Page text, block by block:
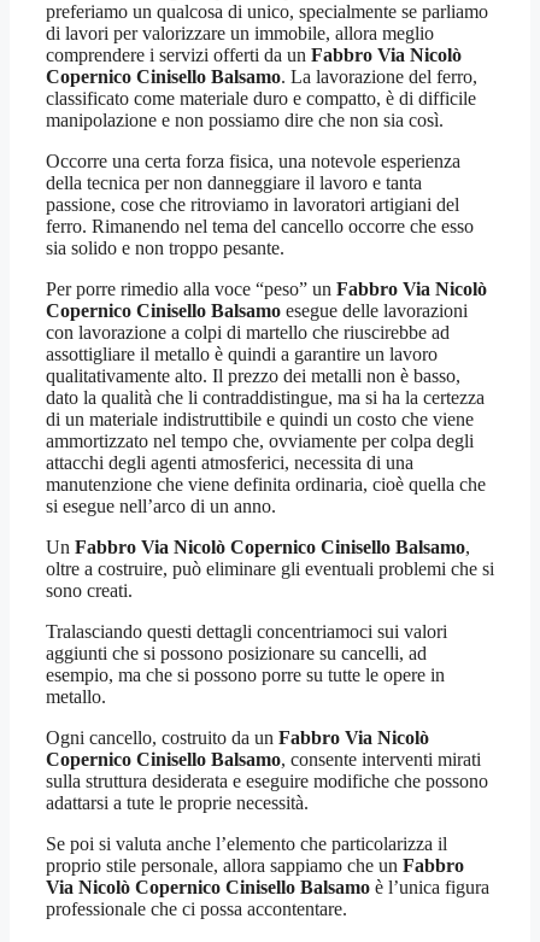
preferiamo un qualcosa di unico, specialmente se parliamo
di lavori per valorizzare un immobile, allora meglio
comprendere i servizi offerti da un Fabbro Via Nicolò
Copernico Cinisello Balsamo. La lavorazione del ferro,
classificato come materiale duro e compatto, è di difficile
manipolazione e non possiamo dire che non sia così.
Occorre una certa forza fisica, una notevole esperienza
della tecnica per non danneggiare il lavoro e tanta
passione, cose che ritroviamo in lavoratori artigiani del
ferro. Rimanendo nel tema del cancello occorre che esso
sia solido e non troppo pesante.
Per porre rimedio alla voce “peso” un Fabbro Via Nicolò
Copernico Cinisello Balsamo esegue delle lavorazioni
con lavorazione a colpi di martello che riuscirebbe ad
assottigliare il metallo è quindi a garantire un lavoro
qualitativamente alto. Il prezzo dei metalli non è basso,
dato la qualità che li contraddistingue, ma si ha la certezza
di un materiale indistruttibile e quindi un costo che viene
ammortizzato nel tempo che, ovviamente per colpa degli
attacchi degli agenti atmosferici, necessita di una
manutenzione che viene definita ordinaria, cioè quella che
si esegue nell’arco di un anno.
Un Fabbro Via Nicolò Copernico Cinisello Balsamo,
oltre a costruire, può eliminare gli eventuali problemi che si
sono creati.
Tralasciando questi dettagli concentriamoci sui valori
aggiunti che si possono posizionare su cancelli, ad
esempio, ma che si possono porre su tutte le opere in
metallo.
Ogni cancello, costruito da un Fabbro Via Nicolò
Copernico Cinisello Balsamo, consente interventi mirati
sulla struttura desiderata e eseguire modifiche che possono
adattarsi a tute le proprie necessità.
Se poi si valuta anche l’elemento che particolarizza il
proprio stile personale, allora sappiamo che un Fabbro
Via Nicolò Copernico Cinisello Balsamo è l’unica figura
professionale che ci possa accontentare.